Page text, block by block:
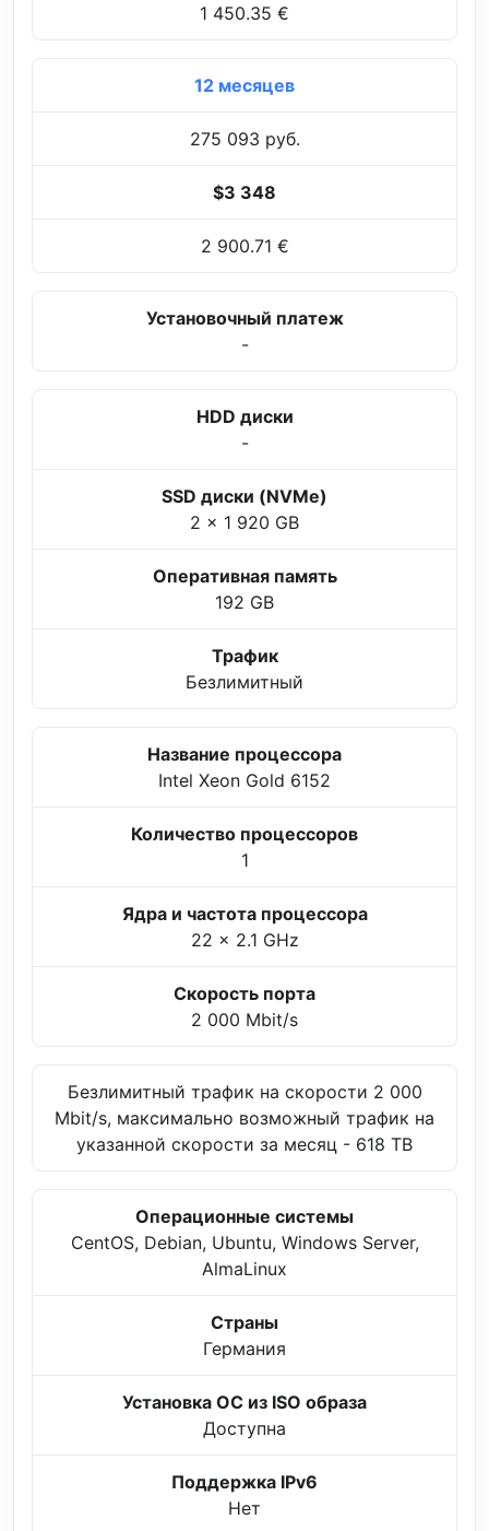
1 450.35 €
12 месяцев
275 093 руб.
$3 348
2 900.71 €
Установочный платеж
-
HDD диски
-
SSD диски (NVMe)
2 x 1 920 GB
Оперативная память
192 GB
Трафик
Безлимитный
Название процессора
Intel Xeon Gold 6152
Количество процессоров
1
Ядра и частота процессора
22 x 2.1 GHz
Скорость порта
2 000 Mbit/s
Безлимитный трафик на скорости 2 000
Mbit/s, максимально возможный трафик на
указанной скорости за месяц - 618 TB
Операционные системы
CentOS, Debian, Ubuntu, Windows Server,
AlmaLinux
Страны
Германия
Установка ОС из ISO образа
Доступна
Поддержка IPv6
Нет